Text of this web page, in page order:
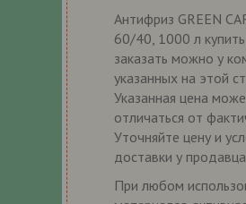
Антифриз GREEN
60/40, 1000 л
заказать можно у
указанных на этой
Указанная цена
отличаться от
Уточняйте цену и
доставки у
При любом